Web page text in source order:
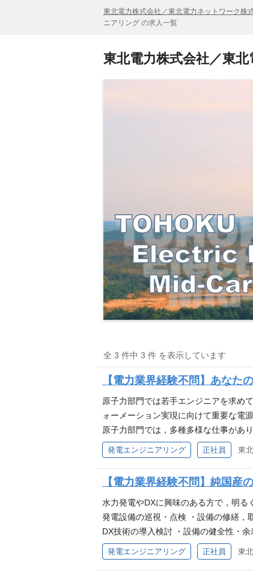
東北電力株式会社／東北電力ネットワーク株
ニアリング の求人一覧
東北電力株式会社／東
全 3 件中 3 件 を表示しています
【電力業界経験不問】あなた
原子力部門では若手エンジニアを求め
ォーメーション実現に向けて重要な電
原子力部門では，多種多様な仕事があ
電所の運転操作や監視，パトロール ●
維持管理…電源供給設備，計測制御設
質の管理，発電所の水質管理 ●核物質
資機材の管理，訓練計画の立案 仕事の
り，グリーントランスフォーメーショ
震災以降初の再稼動を達成した女川２
稼動に向けた原子力規制庁による審査
や運転・メンテナンスコストの低減に
発電エンジニアリング 正社員
【電力業界経験不問】純国産
水力発電やDXに興味のある方で，明
発電設備の巡視・点検 ・設備の修繕，
DX技術の導入検討 ・設備の健全性・
力発電所やダムの運転監視 ・日々の発
支えてきた純国産の再生可能エネルギ
発電エンジニアリング 正社員 東